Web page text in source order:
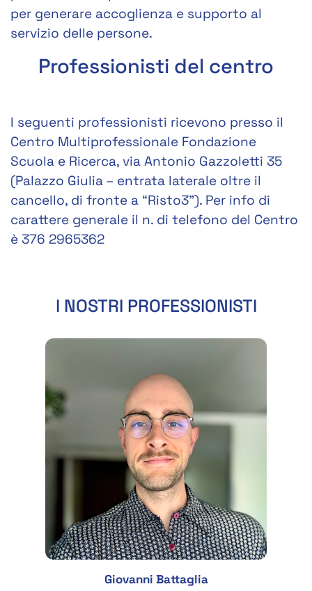
per generare accoglienza e supporto al
servizio delle persone.
Professionisti del centro
I seguenti professionisti ricevono presso il
Centro Multiprofessionale Fondazione
Scuola e Ricerca, via Antonio Gazzoletti 35
(Palazzo Giulia – entrata laterale oltre il
cancello, di fronte a “Risto3”). Per info di
carattere generale il n. di telefono del Centro
è 376 2965362
I NOSTRI PROFESSIONISTI
Giovanni Battaglia